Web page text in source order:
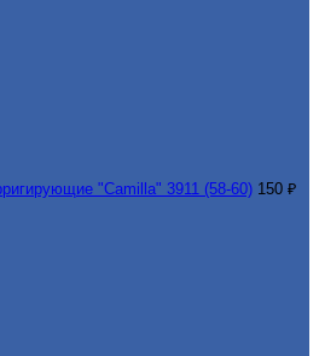
"Camilla" 3911 (58-60) 150 ₽